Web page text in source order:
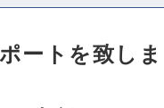
ートを致しま